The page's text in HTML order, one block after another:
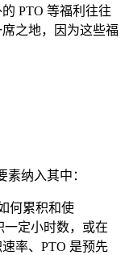
PTO 等福利往往
之地，因为这些福
纳入其中：
何累积和使
一定小时数，或在
率、PTO 是预先